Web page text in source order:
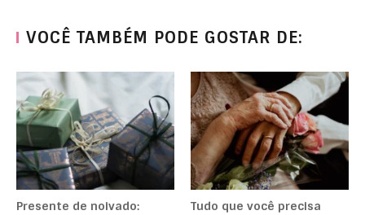
VOCÊ TAMBÉM PODE GOSTAR DE:
Presente de noivado:
Tudo que você precisa